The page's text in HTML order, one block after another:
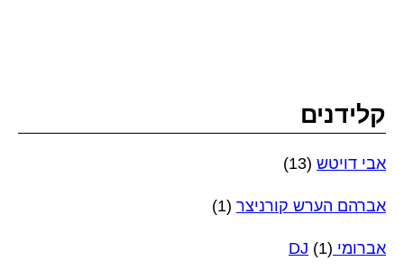
קלידנים
אבי דויטש (13)
אברהם הערש קורניצר (1)
אברומי DJ (1)